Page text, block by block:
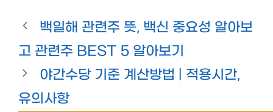
백일해 관련주 뜻, 백신 중요성 알아보
고 관련주 BEST 5 알아보기
야간수당 기준 계산방법 | 적용시간,
유의사항